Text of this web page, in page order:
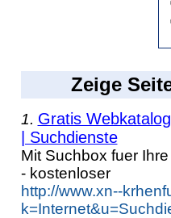
Zeige
1. Gratis
| Suchdienste
Mit Suchbox fuer
- kostenloser
http://www.xn--